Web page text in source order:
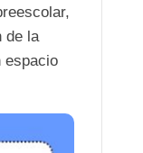
de la
espacio